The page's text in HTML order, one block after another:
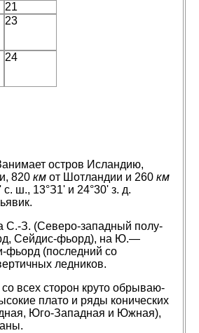
21
23
24
остров Исландию,
820 кмот Шотландии и 260 км
ш., 13°З1' и 24°30' з. д.
С.-З. (Северо-западный полу­
Сейдис-фьорд), на Ю.—
фьорд (последний со
ледников.
со всех сторон круто обрываю­
плато и ряды кони­ческих
Юго-Западная и Южная),